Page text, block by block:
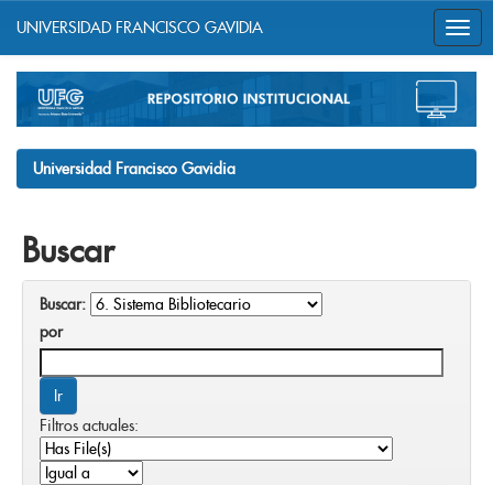
navigation
UNIVERSIDAD FRANCISCO GAVIDIA
Universidad Francisco Gavidia
Buscar
Buscar:
por
Filtros actuales: